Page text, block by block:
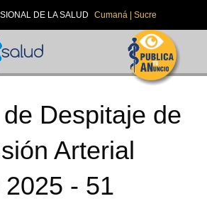
DE LA SALUD Cumaná | Sucre
Despitaje de
Arterial
- 51